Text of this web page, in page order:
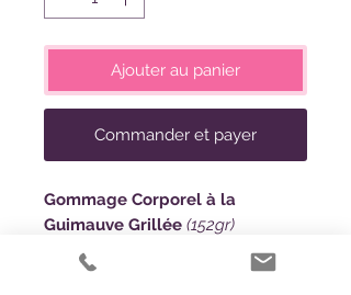
Ajouter au panier
Commander et payer
Gommage Corporel à la
Guimauve Grillée (152gr)
NOUVELLE COLLECTION
GUIMAUVE GRILLÉE